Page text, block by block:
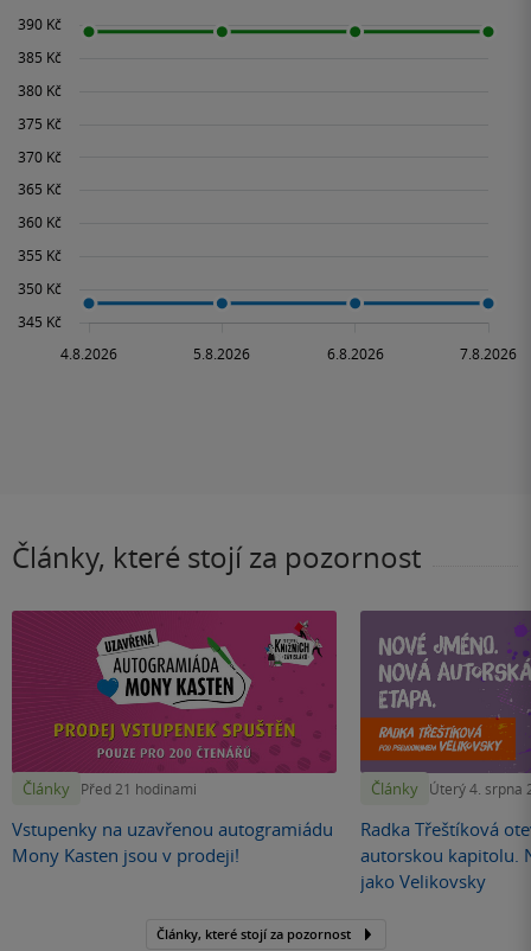
Články, které stojí za pozornost
Články Před 21 hodinami
Vstupenky na uzavřenou autogramiádu
Mony Kasten jsou v prodeji!
Články Úterý 4. srpna
Radka Třeštíková
autorskou kapitolu.
jako Velikovsky
Články, které stojí za pozornost